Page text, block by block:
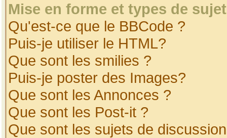
Mise en forme et types de
Qu'est-ce que le BBCode ?
Puis-je utiliser le HTML?
Que sont les smilies ?
Puis-je poster des Images?
Que sont les Annonces ?
Que sont les Post-it ?
Que sont les sujets de